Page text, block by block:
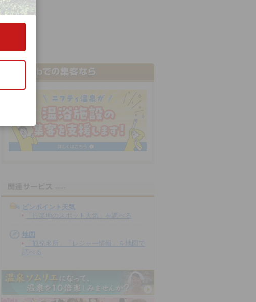
ピンポイント天気
「行楽地のスポット天気」を調べる
地図
「観光名所」「レジャー情報」を地図で
調べる